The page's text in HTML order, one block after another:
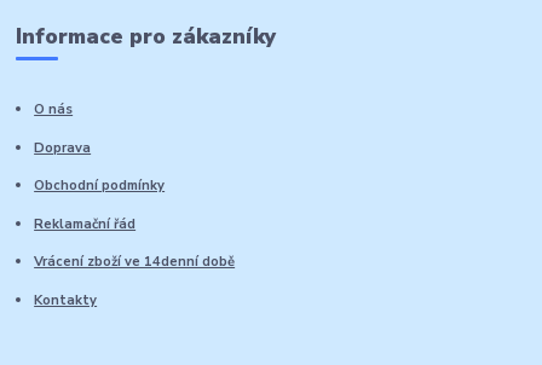
Informace pro zákazníky
O nás
Doprava
Obchodní podmínky
Reklamační řád
Vrácení zboží ve 14denní době
Kontakty